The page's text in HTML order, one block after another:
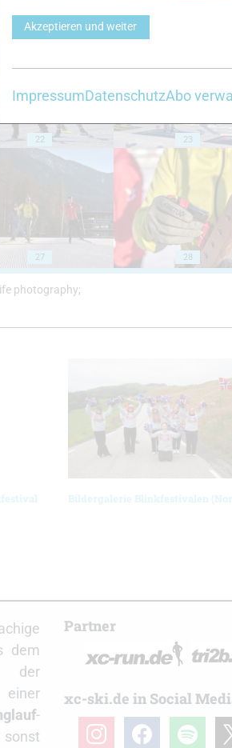
17
22 23
27 28
photography;
Bildergalerie Blinkfestivalen
dem
der
-
Partner
xc-ski.de in Social
instagramfacebookspotify
Akzeptieren und weiter
ImpressumDatenschutzAbo